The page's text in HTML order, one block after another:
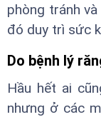
phòng tránh
đó duy trì sức
Do bệnh lý
Hầu hết ai
nhưng ở các